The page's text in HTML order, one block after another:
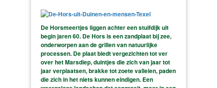
De Horsmeertjes liggen achter een stuifdijk uit
begin jaren 60. De Hors is een zandplaat bij zee,
onderworpen aan de grillen van natuurlijke
processen. De plaat biedt vergezichten tot ver
over het Marsdiep, duintjes die zich van jaar tot
jaar verplaatsen, brakke tot zoete valleien, paden
die zich in het niets kunnen eindigen. Een